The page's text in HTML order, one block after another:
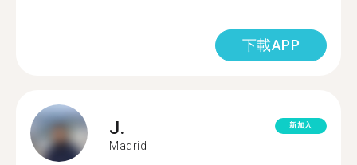
下載APP
J.
Madrid
新加入